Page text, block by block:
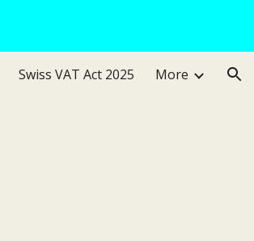
Swiss VAT Act 2025 More